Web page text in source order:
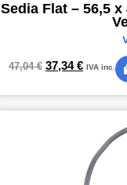
Sedia Flat – 56,5
47,04€ 37,34€ IVA inc.